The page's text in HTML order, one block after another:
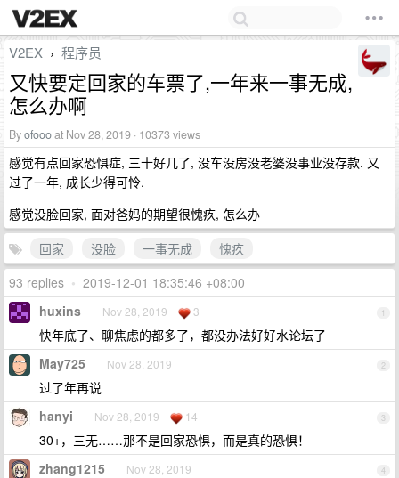
V2EX › 程序员
又快要定回家的车票了,一年来一事无成,
怎么办啊
Byofoooat Nov 28, 2019 · 10373 views
感觉有点回家恐惧症, 三十好几了, 没车没房没老婆没事业没存款. 又
过了一年, 成长少得可怜.
感觉没脸回家, 面对爸妈的期望很愧疚, 怎么办
回家
没脸 一事无成
愧疚
93 replies • 2019-12-01 18:35:46 +08:00
1
huxins Nov 28, 2019 3
快年底了、聊焦虑的都多了，都没办法好好水论坛了
2
May725 Nov 28, 2019
过了年再说
3
hanyi Nov 28, 2019 14
30+，三无……那不是回家恐惧，而是真的恐惧！
4
zhang1215 Nov 28, 2019